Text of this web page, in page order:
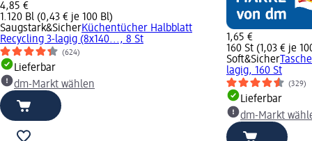
4,85 €
1.120 Bl (0,43 € je 100 Bl)
Saugstark&SicherKüchentücher Halbblatt
Recycling 3-lagig (8x140..., 8 St
(624)
Lieferbar
dm-Markt wählen
1,65 €
160 St (1,03 € je
Soft&Sicher
lagig, 160 St
(329)
Lieferbar
dm-Markt